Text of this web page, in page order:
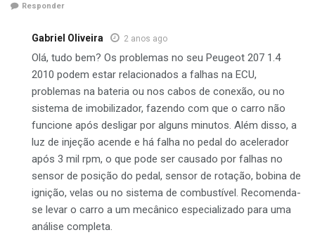
Responder
Gabriel Oliveira 2 anos ago
Olá, tudo bem? Os problemas no seu Peugeot 207 1.4
2010 podem estar relacionados a falhas na ECU,
problemas na bateria ou nos cabos de conexão, ou no
sistema de imobilizador, fazendo com que o carro não
funcione após desligar por alguns minutos. Além disso, a
luz de injeção acende e há falha no pedal do acelerador
após 3 mil rpm, o que pode ser causado por falhas no
sensor de posição do pedal, sensor de rotação, bobina de
ignição, velas ou no sistema de combustível. Recomenda-
se levar o carro a um mecânico especializado para uma
análise completa.